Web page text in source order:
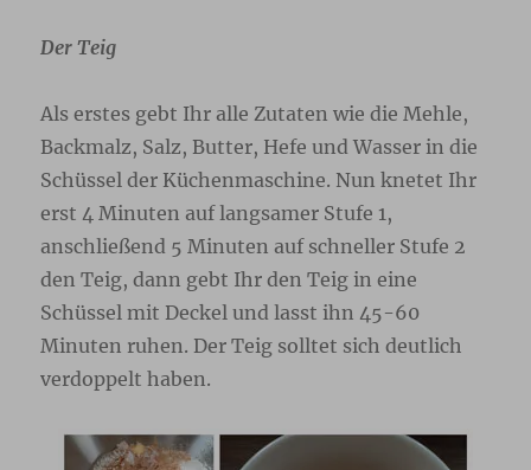
Der Teig
Als erstes gebt Ihr alle Zutaten wie die Mehle,
Backmalz, Salz, Butter, Hefe und Wasser in die
Schüssel der Küchenmaschine. Nun knetet Ihr
erst 4 Minuten auf langsamer Stufe 1,
anschließend 5 Minuten auf schneller Stufe 2
den Teig, dann gebt Ihr den Teig in eine
Schüssel mit Deckel und lasst ihn 45-60
Minuten ruhen. Der Teig solltet sich deutlich
verdoppelt haben.